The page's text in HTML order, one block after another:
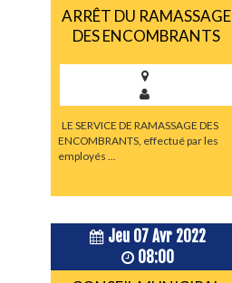
ARRÊT DU RAMASSAGE
DES ENCOMBRANTS
LE SERVICE DE RAMASSAGE DES
ENCOMBRANTS, effectué par les
employés ...
Jeu 07 Avr 2022
08:00